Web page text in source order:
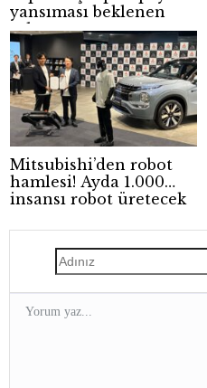
yansıması beklenen
rakam
Mitsubishi’den robot
hamlesi! Ayda 1.000
insansı robot üretecek